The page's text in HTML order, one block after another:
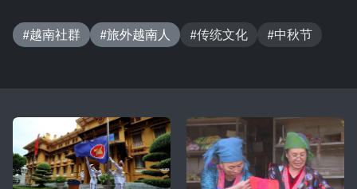
#越南社群 #旅外越南人 #传统文化 #中秋节